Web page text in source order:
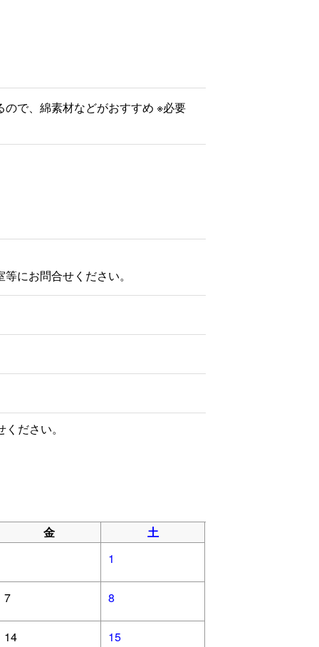
で、綿素材などがおすすめ ※必要
にお問合せください。
ださい。
金
土
1
7 8
14 15